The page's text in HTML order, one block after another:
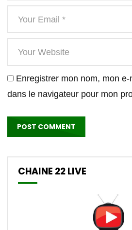
Enregistrer mon nom, mon
dans le navigateur pour mon
CHAINE 22 LIVE